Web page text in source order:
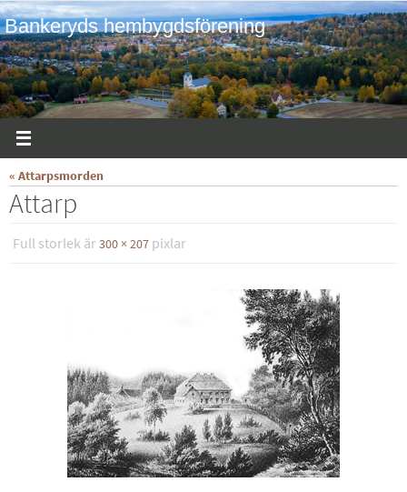
Hoppa
till
innehållet
Bankeryds hembygdsförening
« Attarpsmorden
Attarp
Full storlek är300 × 207 pixlar